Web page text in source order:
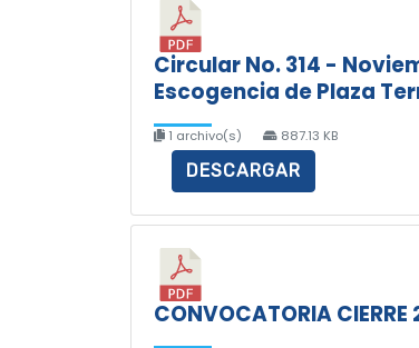
Circular No. 314 -
Escogencia de Plaza
1 archivo(s) 887.13 KB
DESCARGAR
CONVOCATORIA